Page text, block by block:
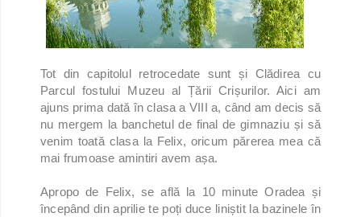
Tot din capitolul retrocedate sunt și Clădirea cu
Parcul fostului Muzeu al Țării Crișurilor. Aici am
ajuns prima dată în clasa a VIII a, când am decis să
nu mergem la banchetul de final de gimnaziu și să
venim toată clasa la Felix, oricum părerea mea că
mai frumoase amintiri avem așa.
Apropo de Felix, se află la 10 minute Oradea și
începând din aprilie te poți duce liniștit la bazinele în